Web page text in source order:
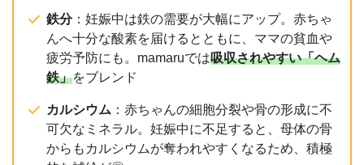
鉄分：妊娠中は鉄の需要が大幅にアップ。赤ちゃ
んへ十分な酸素を届けるとともに、ママの貧血や
疲労予防にも。mamaruでは吸収されやすい「ヘム
鉄」をブレンド
カルシウム ：赤ちゃんの細胞分裂や骨の形成に不
可欠なミネラル。妊娠中に不足すると、母体の骨
からもカルシウムが奪われやすくなるため、積極